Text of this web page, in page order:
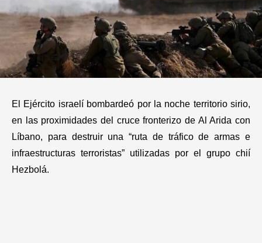
Curiosidades
Salud
Tecnología
Gastronomía
El Ejército israelí bombardeó por la noche territorio sirio,
en las proximidades del cruce fronterizo de Al Arida con
Líbano, para destruir una “ruta de tráfico de armas e
infraestructuras terroristas” utilizadas por el grupo chií
Hezbolá.